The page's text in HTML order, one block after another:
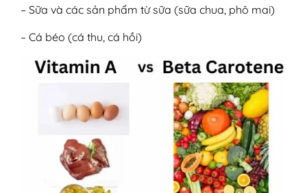
– Sữa và các sản phẩm từ sữa (sữa chua, phô mai)
– Cá béo (cá thu, cá hồi)